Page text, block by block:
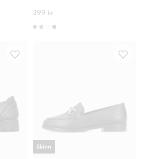
399 kr
Skinn